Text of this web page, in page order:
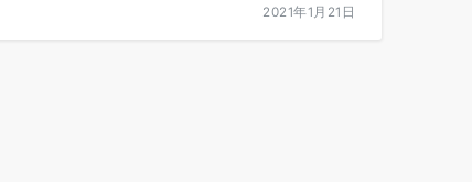
2021年1月21日